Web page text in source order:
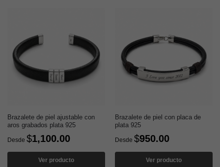
Brazalete de piel ajustable con
aros grabados plata 925
Desde $1,100.00
Ver producto
Brazalete de piel con placa de
plata 925
Desde $950.00
Ver producto